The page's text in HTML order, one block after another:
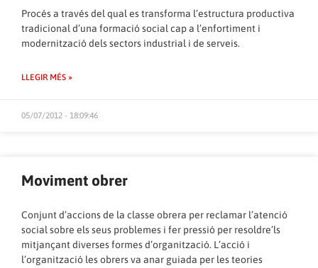
Procés a través del qual es transforma l’estructura productiva
tradicional d’una formació social cap a l’enfortiment i
modernització dels sectors industrial i de serveis.
LLEGIR MÉS »
05/07/2012 - 18:09:46
Moviment obrer
Conjunt d’accions de la classe obrera per reclamar l’atenció
social sobre els seus problemes i fer pressió per resoldre’ls
mitjançant diverses formes d’organització. L’acció i
l’organització les obrers va anar guiada per les teories